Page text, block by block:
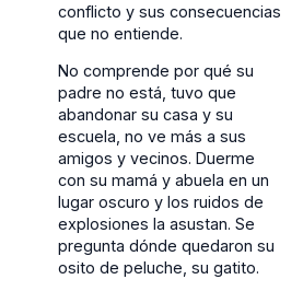
conflicto y sus consecuencias
que no entiende.
No comprende por qué su
padre no está, tuvo que
abandonar su casa y su
escuela, no ve más a sus
amigos y vecinos. Duerme
con su mamá y abuela en un
lugar oscuro y los ruidos de
explosiones la asustan. Se
pregunta dónde quedaron su
osito de peluche, su gatito.